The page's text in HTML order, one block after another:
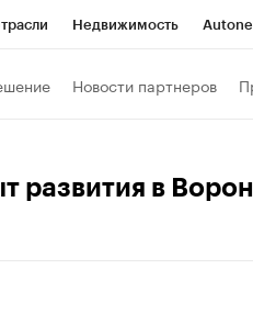
Недвижимость
Новости партнеров
развития в